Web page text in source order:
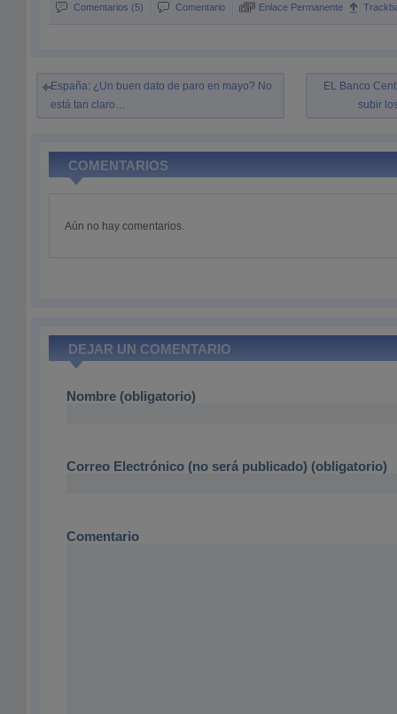
Comentarios (5) Comentario Enlace Permanente
España: ¿Un buen dato de paro en mayo? No
está tan claro…
EL Banco
subir
COMENTARIOS
Aún no hay comentarios.
DEJAR UN COMENTARIO
Nombre (obligatorio)
Correo Electrónico (no será publicado) (obligatorio)
Comentario